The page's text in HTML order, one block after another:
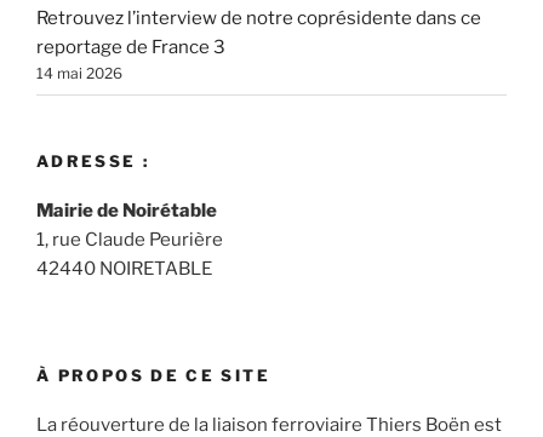
Retrouvez l’interview de notre coprésidente dans ce
reportage de France 3
14 mai 2026
ADRESSE :
Mairie de Noirétable
1, rue Claude Peurière
42440 NOIRETABLE
À PROPOS DE CE SITE
La réouverture de la liaison ferroviaire Thiers Boën est